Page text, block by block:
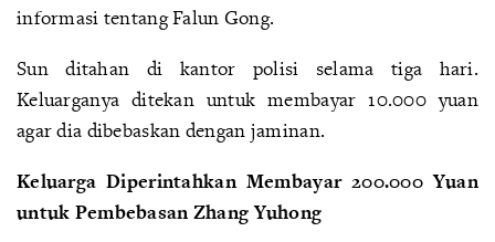
informasi tentang Falun Gong.
Sun ditahan di kantor polisi selama tiga hari.
Keluarganya ditekan untuk membayar 10.000 yuan
agar dia dibebaskan dengan jaminan.
Keluarga Diperintahkan Membayar 200.000 Yuan
untuk Pembebasan Zhang Yuhong